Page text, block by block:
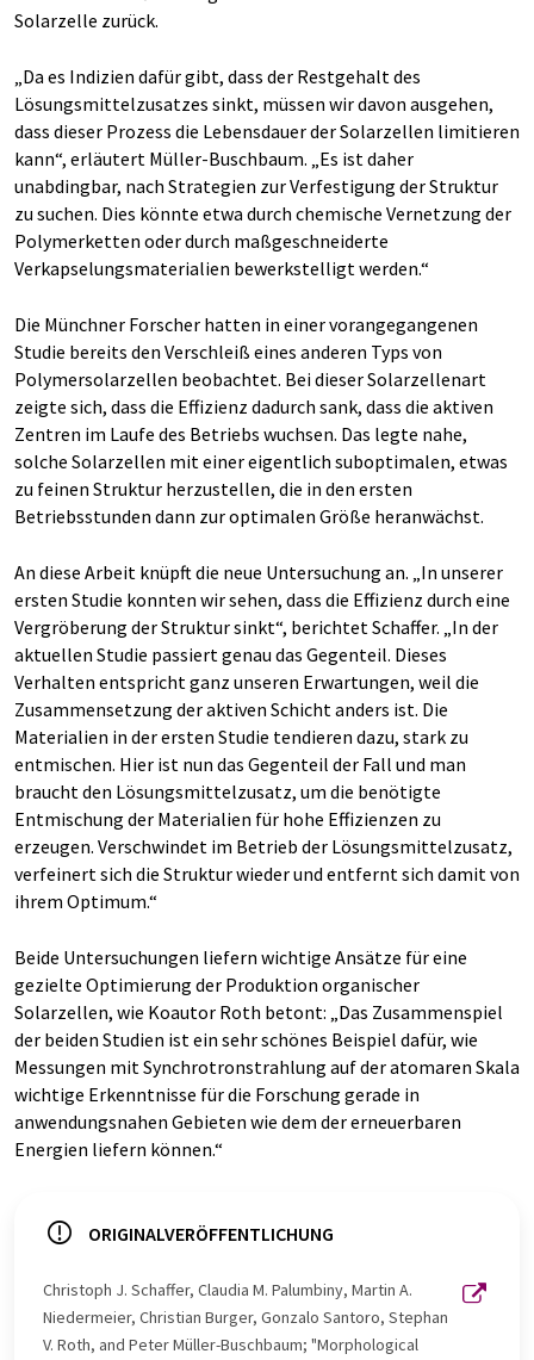
Solarzelle zurück.
„Da es Indizien dafür gibt, dass der Restgehalt des
Lösungsmittelzusatzes sinkt, müssen wir davon ausgehen,
dass dieser Prozess die Lebensdauer der Solarzellen limitieren
kann“, erläutert Müller-Buschbaum. „Es ist daher
unabdingbar, nach Strategien zur Verfestigung der Struktur
zu suchen. Dies könnte etwa durch chemische Vernetzung der
Polymerketten oder durch maßgeschneiderte
Verkapselungsmaterialien bewerkstelligt werden.“
Die Münchner Forscher hatten in einer vorangegangenen
Studie bereits den Verschleiß eines anderen Typs von
Polymersolarzellen beobachtet. Bei dieser Solarzellenart
zeigte sich, dass die Effizienz dadurch sank, dass die aktiven
Zentren im Laufe des Betriebs wuchsen. Das legte nahe,
solche Solarzellen mit einer eigentlich suboptimalen, etwas
zu feinen Struktur herzustellen, die in den ersten
Betriebsstunden dann zur optimalen Größe heranwächst.
An diese Arbeit knüpft die neue Untersuchung an. „In unserer
ersten Studie konnten wir sehen, dass die Effizienz durch eine
Vergröberung der Struktur sinkt“, berichtet Schaffer. „In der
aktuellen Studie passiert genau das Gegenteil. Dieses
Verhalten entspricht ganz unseren Erwartungen, weil die
Zusammensetzung der aktiven Schicht anders ist. Die
Materialien in der ersten Studie tendieren dazu, stark zu
entmischen. Hier ist nun das Gegenteil der Fall und man
braucht den Lösungsmittelzusatz, um die benötigte
Entmischung der Materialien für hohe Effizienzen zu
erzeugen. Verschwindet im Betrieb der Lösungsmittelzusatz,
verfeinert sich die Struktur wieder und entfernt sich damit von
ihrem Optimum.“
Beide Untersuchungen liefern wichtige Ansätze für eine
gezielte Optimierung der Produktion organischer
Solarzellen, wie Koautor Roth betont: „Das Zusammenspiel
der beiden Studien ist ein sehr schönes Beispiel dafür, wie
Messungen mit Synchrotronstrahlung auf der atomaren Skala
wichtige Erkenntnisse für die Forschung gerade in
anwendungsnahen Gebieten wie dem der erneuerbaren
Energien liefern können.“
ORIGINALVERÖFFENTLICHUNG
Christoph J. Schaffer, Claudia M. Palumbiny, Martin A.
Niedermeier, Christian Burger, Gonzalo Santoro, Stephan
V. Roth, and Peter Müller-Buschbaum; "Morphological